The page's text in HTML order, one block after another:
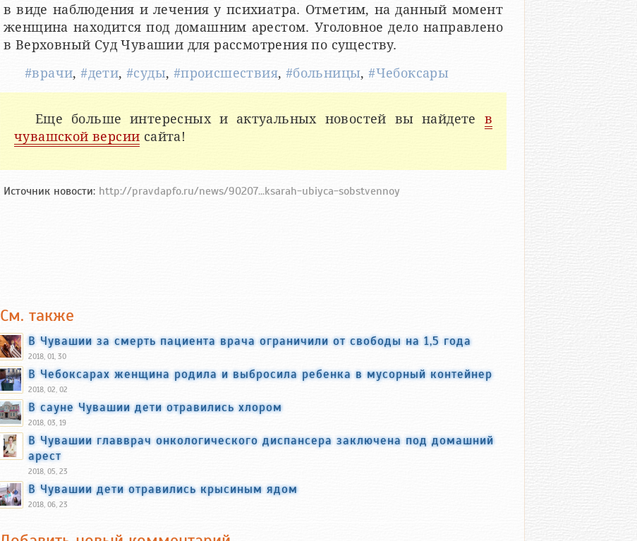
в виде наблюдения и лечения у психиатра. Отметим, на данный момент
женщина находится под домашним арестом. Уголовное дело направлено
в Верховный Суд Чувашии для рассмотрения по существу.
#врачи,#дети,#суды, #происшествия, #больницы,#Чебоксары
Еще больше интересных и актуальных новостей вы найдете в
чувашской версии сайта!
Источник новости: http://pravdapfo.ru/news/90207...ksarah-ubiyca-sobstvennoy
См. также
В Чувашии за смерть пациента врача ограничили от свободы на 1,5 года
2018, 01, 30
В Чебоксарах женщина родила и выбросила ребенка в мусорный контейнер
2018, 02, 02
В сауне Чувашии дети отравились хлором
2018, 03, 19
В Чувашии главврач онкологического диспансера заключена под домашний
арест
2018, 05, 23
В Чувашии дети отравились крысиным ядом
2018, 06, 23